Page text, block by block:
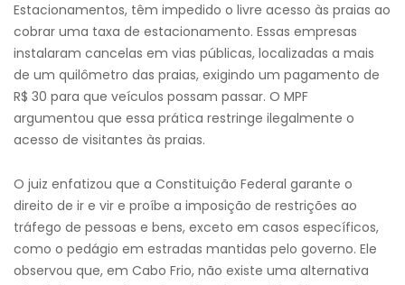
Estacionamentos, têm impedido o livre acesso às praias ao
cobrar uma taxa de estacionamento. Essas empresas
instalaram cancelas em vias públicas, localizadas a mais
de um quilômetro das praias, exigindo um pagamento de
R$ 30 para que veículos possam passar. O MPF
argumentou que essa prática restringe ilegalmente o
acesso de visitantes às praias.
O juiz enfatizou que a Constituição Federal garante o
direito de ir e vir e proíbe a imposição de restrições ao
tráfego de pessoas e bens, exceto em casos específicos,
como o pedágio em estradas mantidas pelo governo. Ele
observou que, em Cabo Frio, não existe uma alternativa